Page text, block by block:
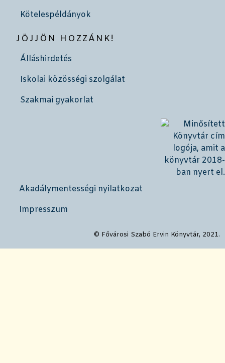
Kötelespéldányok
JÖJJÖN HOZZÁNK!
Álláshirdetés
Iskolai közösségi szolgálat
Szakmai gyakorlat
Akadálymentességi nyilatkozat
Impresszum
© Fővárosi Szabó Ervin Könyvtár, 2021.